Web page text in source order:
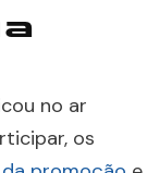
no ar
os